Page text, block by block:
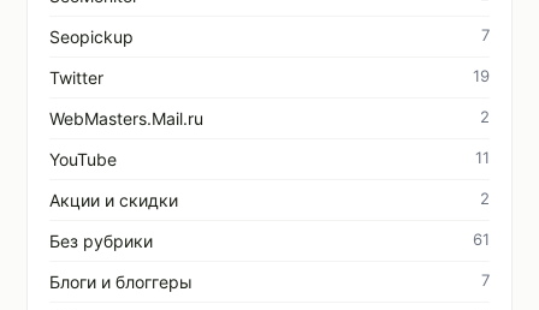
Seopickup 7
Twitter 19
WebMasters.Mail.ru 2
YouTube 11
Акции и скидки 2
Без рубрики 61
Блоги и блоггеры 7